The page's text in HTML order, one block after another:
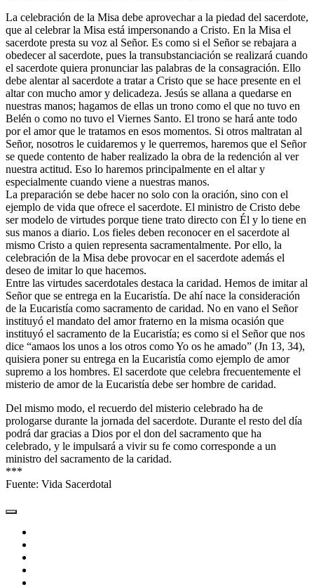
La celebración de la Misa debe aprovechar a la piedad del sacerdote,
que al celebrar la Misa está impersonando a Cristo. En la Misa el
sacerdote presta su voz al Señor. Es como si el Señor se rebajara a
obedecer al sacerdote, pues la transubstanciación se realizará cuando
el sacerdote quiera pronunciar las palabras de la consagración. Ello
debe alentar al sacerdote a tratar a Cristo que se hace presente en el
altar con mucho amor y delicadeza. Jesús se allana a quedarse en
nuestras manos; hagamos de ellas un trono como el que no tuvo en
Belén o como no tuvo el Viernes Santo. El trono se hará ante todo
por el amor que le tratamos en esos momentos. Si otros maltratan al
Señor, nosotros le cuidaremos y le querremos, haremos que el Señor
se quede contento de haber realizado la obra de la redención al ver
nuestra actitud. Eso lo haremos principalmente en el altar y
especialmente cuando viene a nuestras manos.
La preparación se debe hacer no solo con la oración, sino con el
ejemplo de vida que ofrece el sacerdote. El ministro de Cristo debe
ser modelo de virtudes porque tiene trato directo con Él y lo tiene en
sus manos a diario. Los fieles deben reconocer en el sacerdote al
mismo Cristo a quien representa sacramentalmente. Por ello, la
celebración de la Misa debe provocar en el sacerdote además el
deseo de imitar lo que hacemos.
Entre las virtudes sacerdotales destaca la caridad. Hemos de imitar al
Señor que se entrega en la Eucaristía. De ahí nace la consideración
de la Eucaristía como sacramento de caridad. No en vano el Señor
instituyó el mandato del amor fraterno en la misma ocasión que
instituyó el sacramento de la Eucaristía; es como si el Señor que nos
dice “amaos los unos a los otros como Yo os he amado” (Jn 13, 34),
quisiera poner su entrega en la Eucaristía como ejemplo de amor
supremo a los hombres. El sacerdote que celebra frecuentemente el
misterio de amor de la Eucaristía debe ser hombre de caridad.
Del mismo modo, el recuerdo del misterio celebrado ha de
prologarse durante la jornada del sacerdote. Durante el resto del día
podrá dar gracias a Dios por el don del sacramento que ha
celebrado, y le impulsará a vivir su fe como corresponde a un
ministro del sacramento de la caridad.
***
Fuente: Vida Sacerdotal